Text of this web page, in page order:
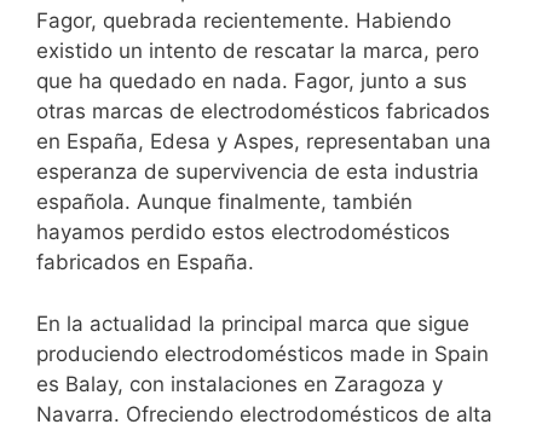
Fagor, quebrada recientemente. Habiendo
existido un intento de rescatar la marca, pero
que ha quedado en nada. Fagor, junto a sus
otras marcas de electrodomésticos fabricados
en España, Edesa y Aspes, representaban una
esperanza de supervivencia de esta industria
española. Aunque finalmente, también
hayamos perdido estos electrodomésticos
fabricados en España.
En la actualidad la principal marca que sigue
produciendo electrodomésticos made in Spain
es Balay, con instalaciones en Zaragoza y
Navarra. Ofreciendo electrodomésticos de alta